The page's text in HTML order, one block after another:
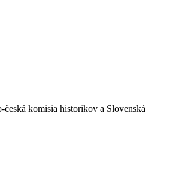
komisia historikov a Slovenská